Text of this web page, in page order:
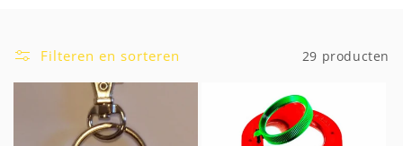
c
Filteren en sorteren 29 producten